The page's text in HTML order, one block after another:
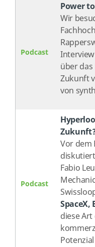
Podcast
Power
Wir
über
Zukunft
von
Podcast
Vor dem
Fabio
SpaceX,
diese